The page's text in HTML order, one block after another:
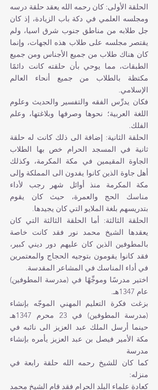
الحلقة الأولى: كان رحمه الله يعقد حلقة درسه
ومجلسه العلمي في دكة باب الزيادة، إذ كان
جل طلابه من مناطق جنوب شرق ا‏سيا، ولم
يقتصر مجلسه على طلاب هذه الجهات، وإنما
كان هناك طلاب من جميع الأجناس ومن جميع
الطبقات، مما يوحي بأن حلقته كانت دائمًا
مكتظة بالطلاب من جميع أنحاء العالم
الإسلامي.
فكان يدرِّس الفقه والتفسير والحديث وعلوم
اللغة العربية؛ نحوها وصرفها وبلاغتها، وعلم
الفلك.
الحلقة الثانية: إضافة الى ذلك كانت له حلقة
ثانية في المسجد الحرام خص بها الطلاب
الجاوة المقيمين في مكة المكرمة، وكذلك
أهل جاوة الذين كانوا يفدون الى المملكة وإلى
مكة المكرمة منذ أوائل شهر رجب لأداء
مناسك الحج والعمرة، حيث كان يقوم
بتدريسهم بلغة الملايو التي كان يجيدها.
الحلقة الثالثة: أما الحلقة الثالثة التي كان
يعقدها الشيخ‏ محمد نور فقد كانت خاصة
بالمطوفين الذين كان عليهم دور ديني كبير،
فقد كانوا يقومون بتوجيه الحجاج والمعتمرين
في أداء المناسك في المشاعر المقدسة.
اختير مدرسًا وموجِّهًا في (مدرسة المطوفين)
عام 1347هـ.
بزغت فكرة التعليم المهني الموجّه بإنشاء
(مدرسة المطوفين) في 23 محرم 1347هـ
حينما أرسل الملك عبد العزيز الى نائبه في
مكة الأمير فيصل بن عبد العزيز يأمره بإنشاء
مدرسة
كما كان للشيخ‏ رحمه الله حلقة رابعة في
منزله:
كعادة علماء البلد الحرام فقد قام الشيخ‏ محمد